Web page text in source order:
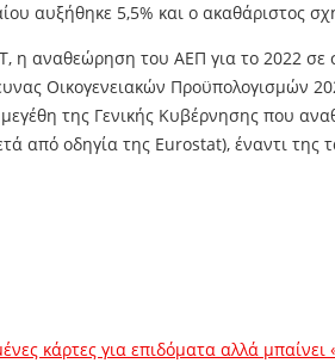
αυξήθηκε 5,5% και ο ακαθάριστος
η αναθεώρηση του ΑΕΠ για το 2022 σε
Οικογενειακών Προϋπολογισμών
της Γενικής Κυβέρνησης που
από οδηγία της Eurostat), έναντι
κάρτες για επιδόματα αλλά μπαίνει